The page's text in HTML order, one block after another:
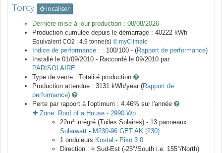
Torcy
localiser
Dernière mise à jour production : 08/08/2026
Production cumulée depuis le démarrage : 40222 kWh -
Equivalent CO2 : 4.9 tonne(s) © myClimate
Indice de performance : : 100/100 - (Rapport de performance)
Installé le 01/09/2010 - Raccordé le 09/2010 par
PARISOLAIRE
Type de vente : Totalité production
Production attendue : 3131 kWh/year (Rapport de
performance)
Perte par rapport à l'optimum : 4.46% sur l'année
Zone: Roof of a House - 2990 Wp
22m² intégré (Tuiles Solaires) - 13 panneaux
Solarwatt - M230-96 GET AK (230)
1 onduleurs Kostal - Piko 3.0
Direction : ≈ Sud-Est (-25°/South i.e. 155°/North)